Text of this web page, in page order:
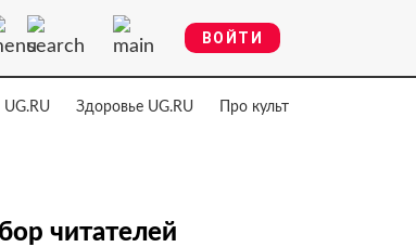
ВОЙТИ
UG.RU Здоровье UG.RU Про культуру UG.RU
читателей